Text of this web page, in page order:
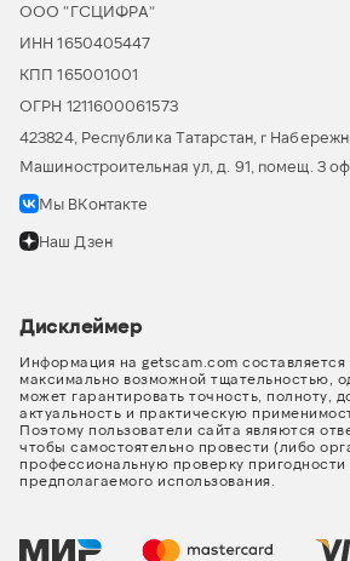
ООО “ГСЦИФРА”
ИНН 1650405447
КПП 165001001
ОГРН 1211600061573
423824, Республика Татарстан, г
Машиностроительная ул, д. 91, помещ. 3
Мы ВКонтакте
Наш Дзен
Дисклеймер
Информация на getscam.com составляется
максимально возможной тщательностью,
может гарантировать точность, полноту,
актуальность и практическую
Поэтому пользователи сайта являются
чтобы самостоятельно провести (либо
профессиональную проверку
предполагаемого использования.